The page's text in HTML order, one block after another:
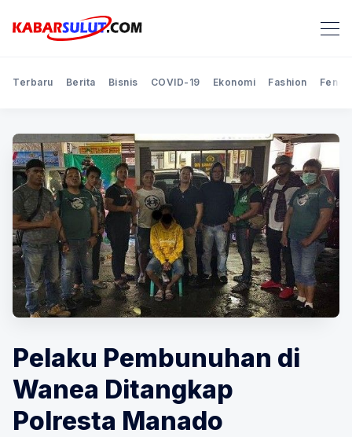
Terbaru Berita Bisnis COVID-19 Ekonomi Fashion
Pelaku Pembunuhan di
Wanea Ditangkap
Polresta Manado